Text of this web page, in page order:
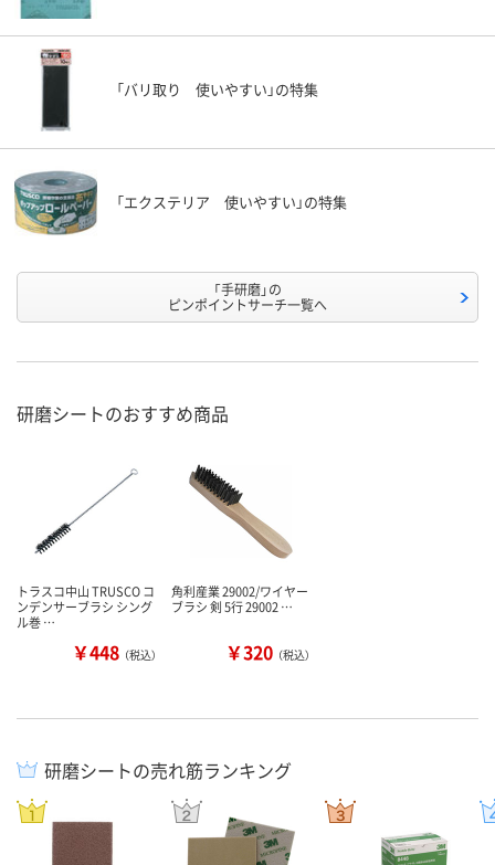
「バリ取り 使いやすい」の特集
「エクステリア 使いやすい」の特集
「手研磨」の
ピンポイントサーチ一覧へ
研磨シートのおすすめ商品
トラスコ中山 TRUSCO コ
ンデンサーブラシ シング
ル巻 …
￥448 （税込）
角利産業 29002/ワイヤー
ブラシ 剣 5行 29002 …
￥320 （税込）
研磨シートの売れ筋ランキング